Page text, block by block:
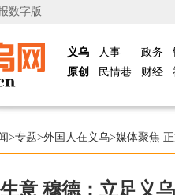
数字版
义乌
原创
人事
民情巷
政务
财经
>专题>外国人在义乌>媒体聚焦
意 穆德：立足义